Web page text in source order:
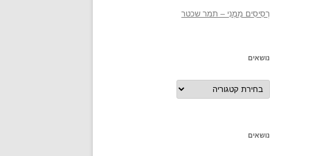
רְסִיסִים מִמֶנִי – תמר שכטר
נושאים
נושאים
נושאים